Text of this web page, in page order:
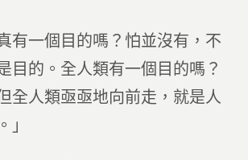
有一個目的嗎？怕並沒有，不
目的。全人類有一個目的嗎？
全人類亟亟地向前走，就是人
」